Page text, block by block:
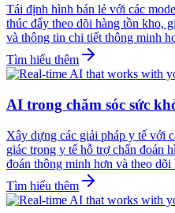
Tái định hình bán lẻ với các
thúc đẩy theo dõi hàng tồn kho,
và thông tin chi tiết thông minh
Tìm hiểu thêm
AI trong chăm sóc sức
Xây dựng các giải pháp y tế với
giác trong y tế hỗ trợ chẩn đoán
đoán thông minh hơn và theo dõi
Tìm hiểu thêm